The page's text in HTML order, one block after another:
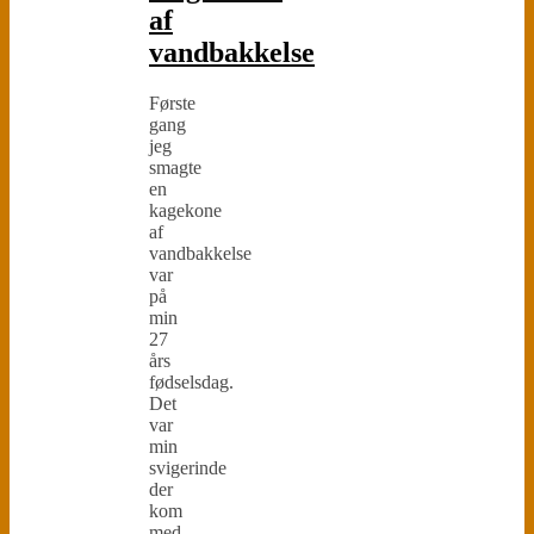
af
vandbakkelse
Første
gang
jeg
smagte
en
kagekone
af
vandbakkelse
var
på
min
27
års
fødselsdag.
Det
var
min
svigerinde
der
kom